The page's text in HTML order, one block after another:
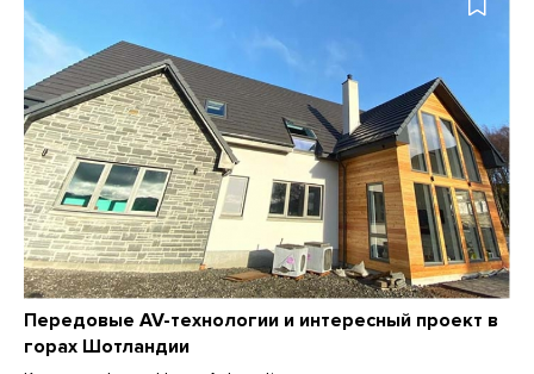
Передовые AV-технологии и интересный проект в
горах Шотландии